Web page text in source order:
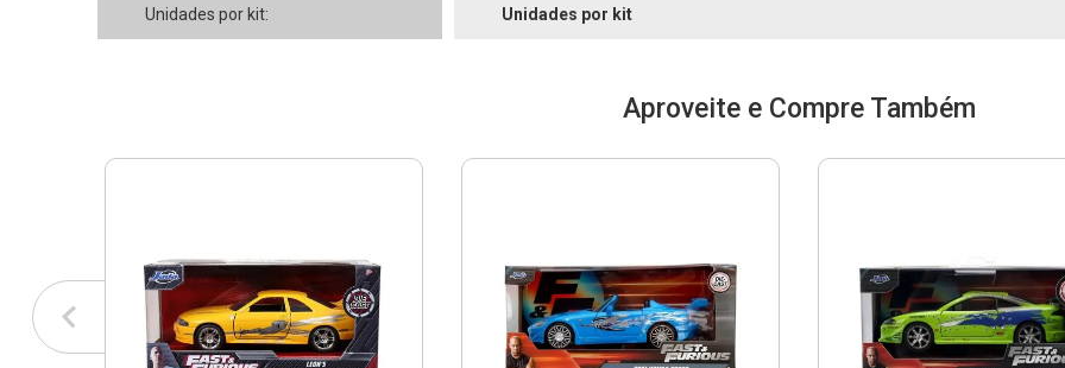
Unidades por kit: Unidades por kit
Aproveite e Compre Também